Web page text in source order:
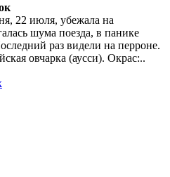
июля, убежала на
шума поезда, в панике
раз видели на перроне.
овчарка (аусси). Окрас:..